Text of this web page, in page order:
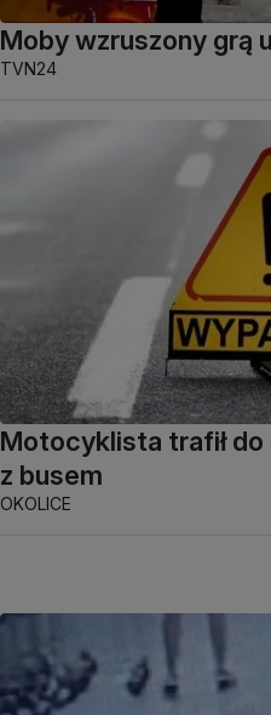
Moby wzruszony grą
TVN24
Motocyklista trafił
z busem
OKOLICE